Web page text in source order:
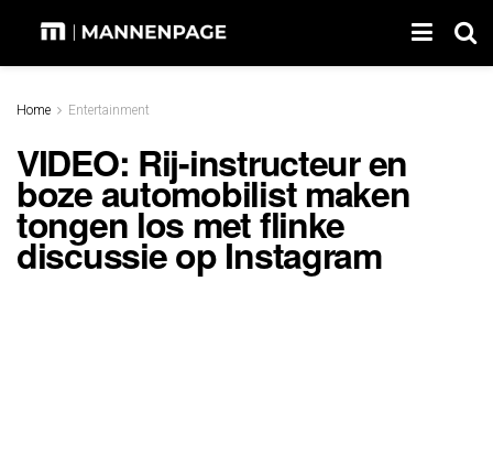
Home Entertainment
VIDEO: Rij-instructeur en
boze automobilist maken
tongen los met flinke
discussie op Instagram